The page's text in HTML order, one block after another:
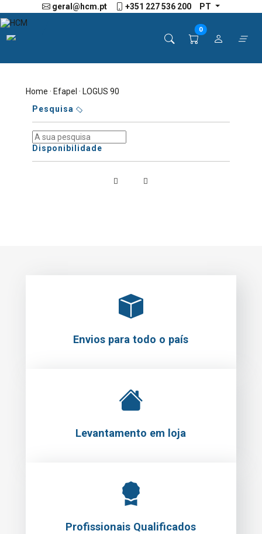
geral@hcm.pt +351 227 536 200 PT
0
Home ·Efapel · LOGUS 90
Pesquisa
Disponibilidade
Envios para todo o país
Levantamento em loja
Profissionais Qualificados